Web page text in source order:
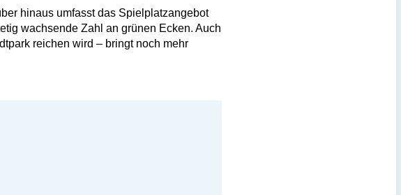
hinaus umfasst das Spielplatzangebot
wachsende Zahl an grünen Ecken. Auch
reichen wird – bringt noch mehr